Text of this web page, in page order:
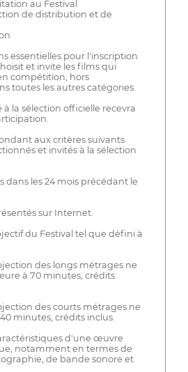
au Festival
de distribution et de
essentielles pour l'inscription
et invite les films qui
compétition, hors
toutes les autres catégories.
la sélection officielle recevra
aux critères suivants
et invités à la sélection
les 24 mois précédant le
sur Internet.
du Festival tel que défini à
des longs métrages ne
à 70 minutes, crédits
des courts métrages ne
minutes, crédits inclus.
d'une œuvre
notamment en termes de
de bande sonore et